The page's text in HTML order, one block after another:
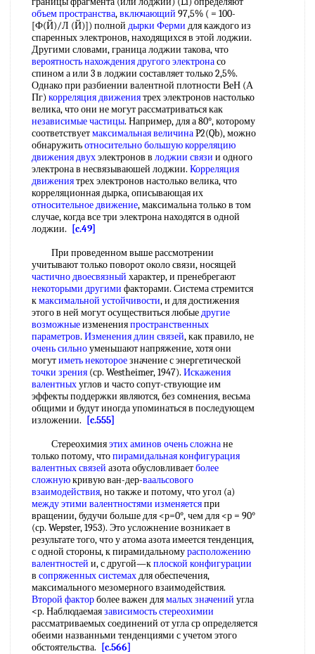
объем пространства,включающий 97,5% ( = 100-
[Ф(Й)/Л (Й)]) полной дырки Ферми для каждого из
спаренных электронов, находящихся в этой лоджии.
Другими словами, граница лоджии такова, что
вероятность нахождениядругого электронасо
спином а или 3 в лоджии составляет только 2,5%.
Однако при разбиении валентной плотности ВеН (А
Пг) корреляция движениятрех электронов настолько
велика, что они не могут рассматриваться как
независимые частицы. Например, для а 80°, которому
соответствуетмаксимальная величинаP2(Qb), можно
обнаружитьотносительно большуюкорреляцию
движениядвухэлектронов в лоджии связи и одного
электрона в несвязываюшей лоджии. Корреляция
движениятрех электронов настолько велика, что
корреляционная дырка, описывающая их
относительное движение, максимальна только в том
случае, когда все три электрона находятся в одной
лоджии.
[c.49]
При проведенном выше рассмотрении
учитывают только поворот около связи, носящей
частично двоесвязный характер, и пренебрегают
некоторыми другими факторами. Система стремится
кмаксимальной устойчивости, и для достижения
этого в ней могут осуществиться любыедругие
возможныеизмененияпространственных
параметров. Изменения длин связей, как правило, не
очень сильноуменьшают напряжение, хотя они
могутиметь некотороезначение с энергетической
точки зрения (ср. Westheimer, 1947). Искажения
валентныхуглов и часто сопут-ствующие им
эффекты поддержки являются, без сомнения, весьма
общими и будут иногда упоминаться в последующем
изложении.
[c.555]
Стереохимияэтих аминов очень сложнане
только потому, чтопирамидальная конфигурация
валентных связей азота обусловливаетболее
сложнуюкривую ван-дер-ваальсового
взаимодействия, но также и потому, что угол (а)
между этими валентностями изменяетсяпри
вращении, будучи больше для <р=0°, чем для <р = 90°
(ср. Wepster, 1953). Это усложнение возникает в
результате того, что у атома азота имеется тенденция,
с одной стороны, к пирамидальномурасположению
валентностей и, с другой—кплоской конфигурации
в сопряженных системахдля обеспечения,
максимального мезомерного взаимодействия.
Второй факторболее важен длямалых значений угла
<р. Наблюдаемаязависимость стереохимии
рассматриваемых соединений от угла ср определяется
обеими названньми тенденциями с учетом этого
обстоятельства.
[c.566]